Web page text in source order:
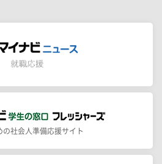
の社会人準備応援サイト